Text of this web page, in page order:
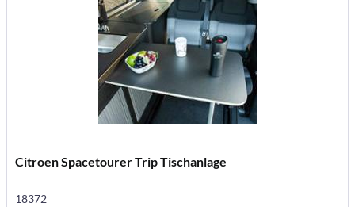
Citroen Spacetourer Trip Tischanlage
18372